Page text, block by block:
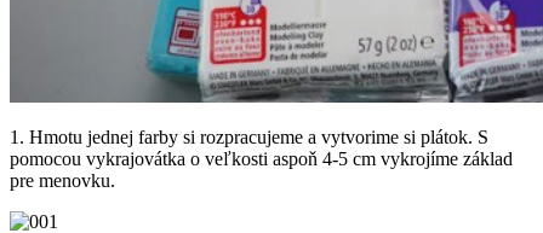
1. Hmotu jednej farby si rozpracujeme a vytvorime si plátok. S
pomocou vykrajovátka o veľkosti aspoň 4-5 cm vykrojíme základ
pre menovku.